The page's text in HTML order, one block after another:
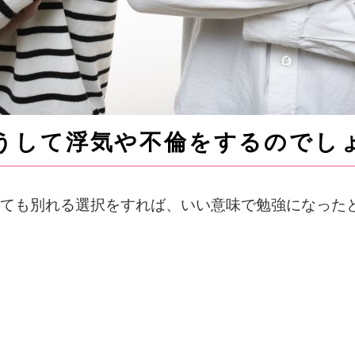
して浮気や不倫をするのでし
も別れる選択をすれば、いい意味で勉強になっ